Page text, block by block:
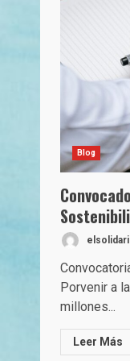
Blog
Porvenir a
millones...
Leer Más